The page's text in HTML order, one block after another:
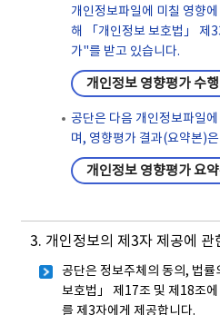
개인정보파일에 미칠 영향
해 「개인정보 보호법」 제
가"를 받고 있습니다.
개인정보 영향평가 수
공단은 다음 개인정보파일
며, 영향평가 결과(요약본)
개인정보 영향평가 요
3. 개인정보의 제3자 제공에 관
공단은 정보주체의 동의, 법
보호법」 제17조 및 제18조
를 제3자에게 제공합니다.